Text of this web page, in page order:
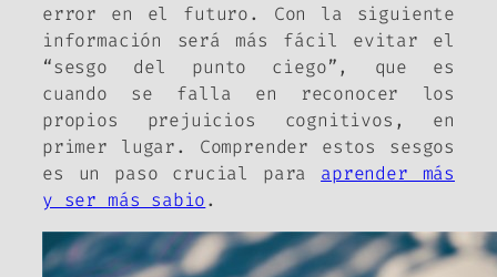
error en el futuro. Con la siguiente
información será más fácil evitar el
“sesgo del punto ciego”, que es
cuando se falla en reconocer los
propios prejuicios cognitivos, en
primer lugar. Comprender estos sesgos
es un paso crucial para aprender más
y ser más sabio.